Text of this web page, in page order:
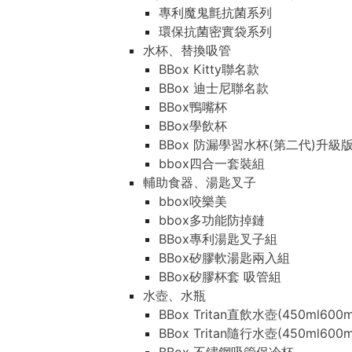
專利魔鬼氈抗菌系列
環保抗菌密實袋系列
水杯、替換吸管
BBox Kitty聯名款
BBox 迪士尼聯名款
BBox鴨嘴杯
BBox學飲杯
BBox 防漏學習水杯(第二代)升級版
bbox四合一套裝組
輔助食器、湯匙叉子
bbox咬樂美
bbox多功能防掉鏈
BBox專利湯匙叉子組
BBox矽膠軟湯匙兩入組
BBox矽膠杯套 吸管組
水壺、水瓶
BBox Tritan直飲水壺
BBox Tritan隨行水壺